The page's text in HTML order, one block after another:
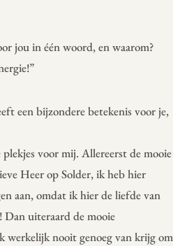
jou in één woord, en waarom?
een bijzondere betekenis voor je,
voor mij. Allereerst de mooie
Heer op Solder, ik heb hier
aan, omdat ik hier de liefde van
uiteraard de mooie
werkelijk nooit genoeg van krijg om